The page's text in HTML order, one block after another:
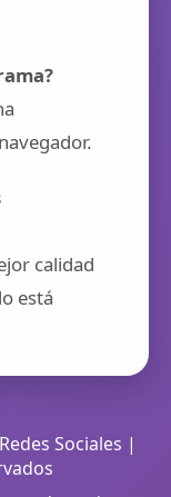
calidad
está
Sociales |